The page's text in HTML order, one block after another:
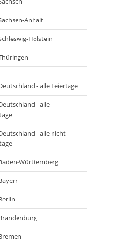
Anhalt
Holstein
- alle Feiertage
- alle
- alle nicht
Württemberg